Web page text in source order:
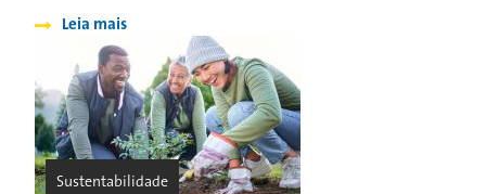
Leia mais
Sustentabilidade